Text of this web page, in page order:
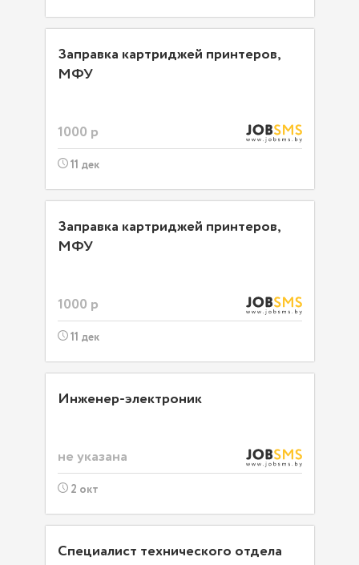
Заправка картриджей принтеров,
МФУ
1000 р
11 дек
Заправка картриджей принтеров,
МФУ
1000 р
11 дек
Инженер-электроник
не указана
2 окт
Специалист технического отдела